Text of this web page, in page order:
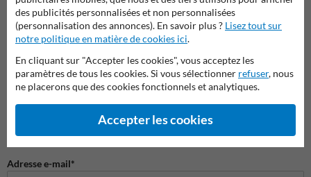
Poser votre question à ProtectionIndustrielle.be
Nom de l'entreprise
Adresse e-mail*
des publicités personnalisées et non personnalisées
(personnalisation des annonces). En savoir plus ? Lisez tout sur
notre politique en matière de cookies ici.
En cliquant sur "Accepter les cookies", vous acceptez les
paramètres de tous les cookies. Si vous sélectionner refuser, nous
ne placerons que des cookies fonctionnels et analytiques.
Accepter les cookies